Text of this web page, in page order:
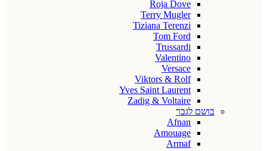
Roja Dove
Terry Mugler
Tiziana Terenzi
Tom Ford
Trussardi
Valentino
Versace
Viktors & Rolf
Yves Saint Laurent
Zadig & Voltaire
בושם לגבר
Afnan
Amouage
Armaf